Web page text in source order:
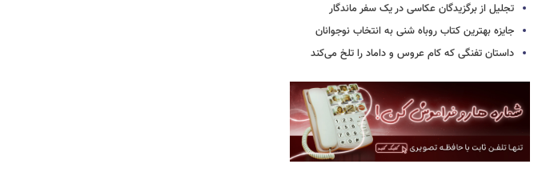
تجلیل از برگزیدگان عکاسی در یک سفر ماندگار
جایزه بهترین کتاب روباه شنی به انتخاب نوجوانان
داستان تفنگی که کام عروس و داماد را تلخ می‌کند